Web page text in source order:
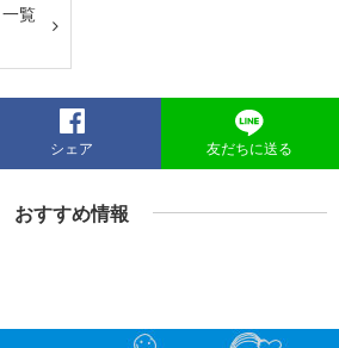
覧
シェア 友だちに送る
おすすめ情報